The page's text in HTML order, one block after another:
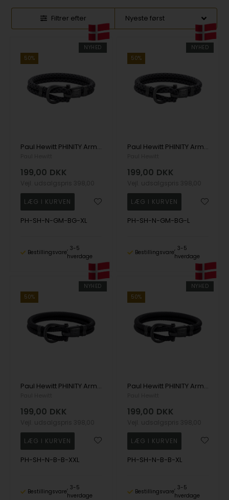
Filtrer efter
NYHED
50%
Paul Hewitt PHINITY Armbånd 20 cm - PH-SH-N-GM-BG-XL
199,00 DKK
PH-SH-N-GM-BG-XL
Bestillingsvare
3-5
hverdage
NYHED
50%
Paul Hewitt PHINITY Armbånd 19 cm - PH-SH-N-GM-BG-L
199,00 DKK
PH-SH-N-GM-BG-L
Bestillingsvare
3-5
hverdage
NYHED
50%
Paul Hewitt PHINITY Armbånd 21 cm - PH-SH-N-B-B-XXL
199,00 DKK
PH-SH-N-B-B-XXL
Bestillingsvare
3-5
hverdage
NYHED
50%
Paul Hewitt PHINITY Armbånd 20 cm - PH-SH-N-B-B-XL
199,00 DKK
PH-SH-N-B-B-XL
Bestillingsvare
3-5
hverdage